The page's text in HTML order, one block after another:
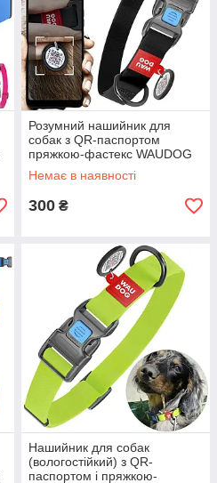
Розумний нашийник для
собак з QR-паспортом
пряжкою-фастекс WAUDOG
Waterproof, S /Влагостійка
амуніція для собак
Немає в наявності
300 ₴
Нашийник для собак
(вологостійкий) з QR-
паспортом і пряжкою-